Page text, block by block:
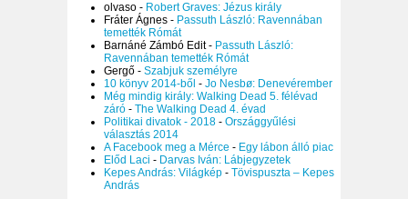
olvaso - Robert Graves: Jézus király
Fráter Ágnes - Passuth László: Ravennában
temették Rómát
Barnáné Zámbó Edit- Passuth László:
Ravennában temették Rómát
Gergő - Szabjuk személyre
10 könyv 2014-ből - Jo Nesbø: Denevérember
Még mindig király: Walking Dead 5. félévad
záró - The Walking Dead 4. évad
Politikai divatok - 2018 - Országgyűlési
választás 2014
A Facebook meg a Mérce - Egy lábon álló piac
Előd Laci - Darvas Iván: Lábjegyzetek
Kepes András: Világkép - Tövispuszta – Kepes
András